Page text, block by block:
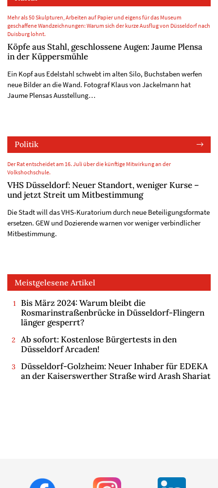
Mehr als 50 Skulpturen, Arbeiten auf Papier und eigens für das Museum
geschaffene Wandzeichnungen: Warum sich der kurze Ausflug von Düsseldorf nach
Duisburg lohnt.
Köpfe aus Stahl, geschlossene Augen: Jaume Plensa
in der Küppersmühle
Ein Kopf aus Edelstahl schwebt im alten Silo, Buchstaben werfen
neue Bilder an die Wand. Fotograf Klaus von Jackelmann hat
Jaume Plensas Ausstellung…
Politik
Der Rat entscheidet am 16. Juli über die künftige Mitwirkung an der
Volkshochschule.
VHS Düsseldorf: Neuer Standort, weniger Kurse –
und jetzt Streit um Mitbestimmung
Die Stadt will das VHS-Kuratorium durch neue Beteiligungsformate
ersetzen. GEW und Dozierende warnen vor weniger verbindlicher
Mitbestimmung.
Meistgelesene Artikel
Bis März 2024: Warum bleibt die
Rosmarinstraßenbrücke in Düsseldorf-Flingern
länger gesperrt?
Ab sofort: Kostenlose Bürgertests in den
Düsseldorf Arcaden!
Düsseldorf-Golzheim: Neuer Inhaber für EDEKA
an der Kaiserswerther Straße wird Arash Shariat